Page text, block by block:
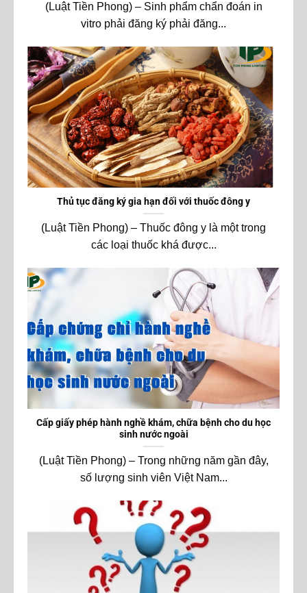
(Luật Tiền Phong) – Sinh phẩm chẩn đoán in
vitro phải đăng ký phải đăng...
Thủ tục đăng ký gia hạn đối với thuốc đông y
(Luật Tiền Phong) – Thuốc đông y là một trong
các loại thuốc khá được...
Cấp giấy phép hành nghề khám, chữa bệnh cho du học
sinh nước ngoài
(Luật Tiền Phong) – Trong những năm gần đây,
số lượng sinh viên Việt Nam...